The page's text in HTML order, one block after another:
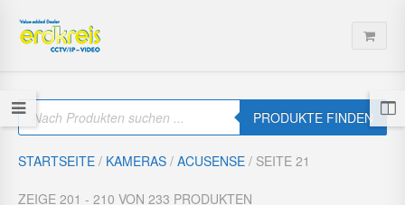
P
r
o
u
c
s
PRODUKTE FINDEN
STARTSEITE / KAMERAS / ACUSENSE / SEITE 21
ZEIGE 201 - 210 VON 233 PRODUKTEN